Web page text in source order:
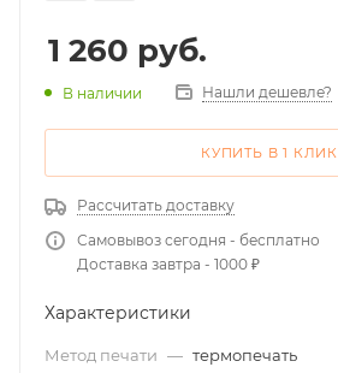
1 260 руб.
В наличии Нашли дешевле?
КУПИТЬ В 1 КЛИК
Рассчитать доставку
Самовывоз сегодня - бесплатно
Доставка завтра - 1000 ₽
Характеристики
Метод печати — термопечать